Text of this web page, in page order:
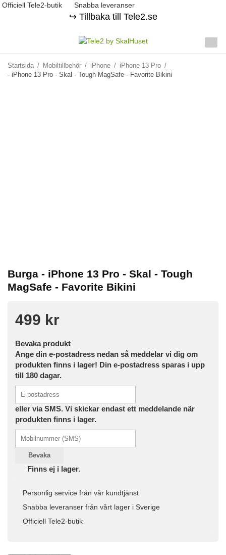
Officiell Tele2-butik Snabba leveranser
↪️ Tillbaka till Tele2.se
Startsida / Mobiltillbehör / iPhone / iPhone 13 Pro /
- iPhone 13 Pro - Skal - Tough MagSafe - Favorite Bikini
Burga - iPhone 13 Pro - Skal - Tough
MagSafe - Favorite Bikini
499 kr
Bevaka produkt
Ange din e-postadress nedan så meddelar vi dig om
produkten finns i lager! Din e-postadress sparas i upp
till 180 dagar.
eller via SMS. Vi skickar endast ett meddelande när
produkten finns i lager.
Bevaka
Finns ej i lager.
Personlig service från vår kundtjänst
Snabba leveranser från vårt lager i Sverige
Officiell Tele2-butik